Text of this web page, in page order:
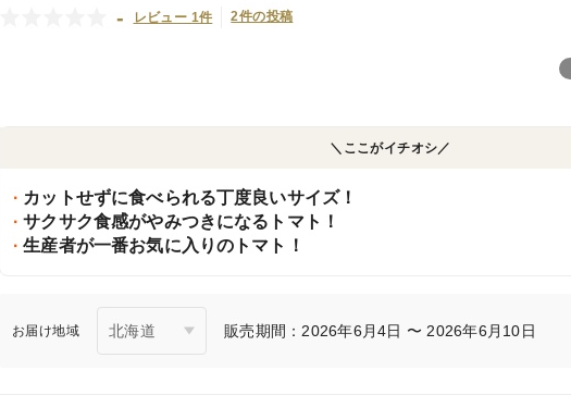
- レビュー 1件 2件の投稿
＼ここがイチオシ／
カットせずに食べられる丁度良いサイズ！
サクサク食感がやみつきになるトマト！
生産者が一番お気に入りのトマト！
お届け地域 販売期間：2026年6月4日 〜 2026年6月10日